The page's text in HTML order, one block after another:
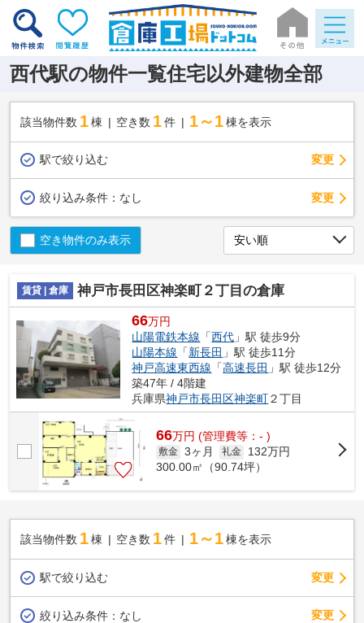
西代駅の物件一覧住宅以外建物全部
該当物件数 1棟 空き数 1 件 1～1 棟を表示
駅で絞り込む 変更
絞り込み条件： なし 変更
空き物件のみ表示
賃貸 | 倉庫 神戸市長田区神楽町２丁目の倉庫
66万円
山陽電鉄本線 「西代 」駅 徒歩9分
山陽本線 「新長田 」駅 徒歩11分
神戸高速東西線 「高速長田 」駅 徒歩12分
築47年 / 4階建
兵庫県神戸市長田区神楽町２丁目
66万円 (管理費等：- )
敷金 3ヶ月 礼金
132万円
300.00㎡（90.74坪）
該当物件数 1棟 空き数 1 件 1～1 棟を表示
駅で絞り込む 変更
絞り込み条件： なし 変更